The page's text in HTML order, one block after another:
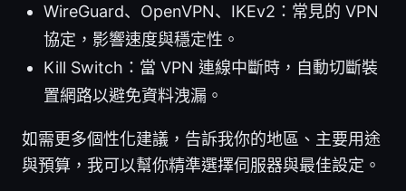
WireGuard、OpenVPN、IKEv2：常見的 VPN
協定，影響速度與穩定性。
Kill Switch：當 VPN 連線中斷時，自動切斷裝
置網路以避免資料洩漏。
如需更多個性化建議，告訴我你的地區、主要用途
與預算，我可以幫你精準選擇伺服器與最佳設定。